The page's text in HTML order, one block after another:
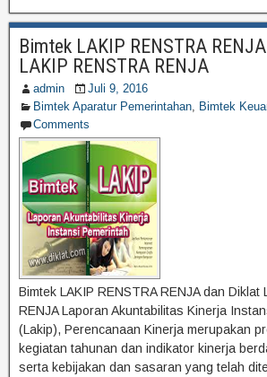
Bimtek LAKIP RENSTRA
LAKIP RENSTRA RENJA
admin
Juli 9, 2016
Bimtek Aparatur Pemerintahan
Bimtek
Comments
Bimtek LAKIP RENSTRA RENJA dan Diklat
RENJA Laporan Akuntabilitas Kinerja
(Lakip), Perencanaan Kinerja merupakan
kegiatan tahunan dan indikator kinerja
serta kebijakan dan sasaran yang telah